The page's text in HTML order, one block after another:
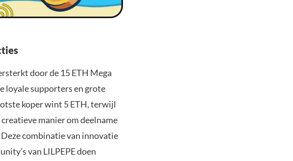
door de 15 ETH Mega
loyale supporters en grote
koper wint 5 ETH, terwijl
manier om deelname
combinatie van innovatie
van LILPEPE doen